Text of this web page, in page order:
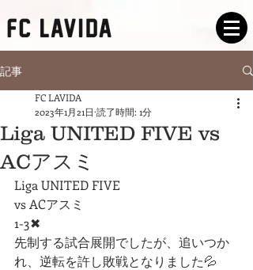
記事
Liga UNITED FIVE vs
ACアスミ
FC LAVIDA
2023年1月21日 読了時間: 1分
Liga UNITED FIVE
vs ACアスミ
1-3✖︎
先制する試合展開でしたが、追いつか
れ、逆転を許し敗戦となりました💦